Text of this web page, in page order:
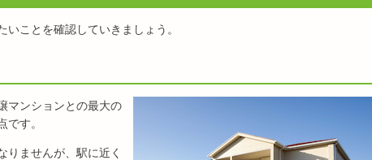
ことを確認していきましょう。
マンションとの最大の
す。
りませんが、駅に近く